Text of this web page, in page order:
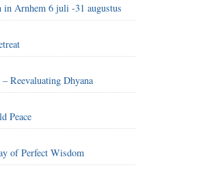
in Arnhem 6 juli -31 augustus
Reevaluating Dhyana
Peace
of Perfect Wisdom